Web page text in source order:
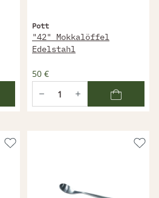
Pott
"42" Mokkalöffel
Edelstahl
50 €